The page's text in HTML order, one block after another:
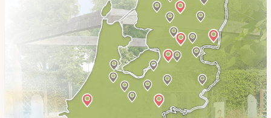
monumenten,
Grafsteen
algemeen